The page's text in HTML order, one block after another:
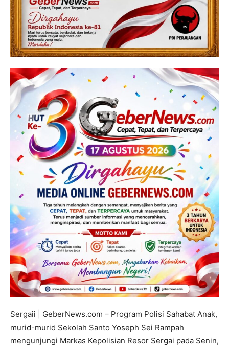
Sergaii | GeberNews.com – Program Polisi Sahabat Anak,
murid-murid Sekolah Santo Yoseph Sei Rampah
mengunjungi Markas Kepolisian Resor Sergai pada Senin,